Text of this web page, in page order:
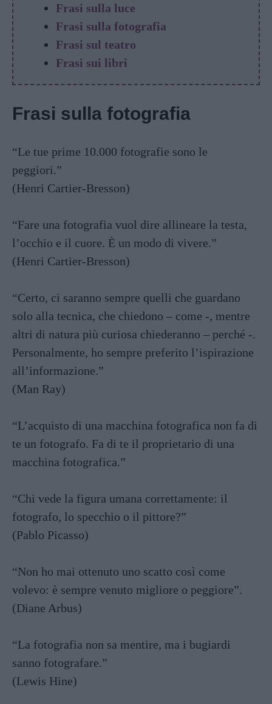
Frasi sulla luce
Frasi sulla fotografia
Frasi sul teatro
Frasi sui libri
Frasi sulla fotografia
“Le tue prime 10.000 fotografie sono le
peggiori.”
(Henri Cartier-Bresson)
“Fare una fotografia vuol dire allineare la testa,
l’occhio e il cuore. È un modo di vivere.”
(Henri Cartier-Bresson)
“Certo, ci saranno sempre quelli che guardano
solo alla tecnica, che chiedono – come -, mentre
altri di natura più curiosa chiederanno – perché -.
Personalmente, ho sempre preferito l’ispirazione
all’informazione.”
(Man Ray)
“L’acquisto di una macchina fotografica non fa di
te un fotografo. Fa di te il proprietario di una
macchina fotografica.”
“Chi vede la figura umana correttamente: il
fotografo, lo specchio o il pittore?”
(Pablo Picasso)
“Non ho mai ottenuto uno scatto così come
volevo: è sempre venuto migliore o peggiore”.
(Diane Arbus)
“La fotografia non sa mentire, ma i bugiardi
sanno fotografare.”
(Lewis Hine)